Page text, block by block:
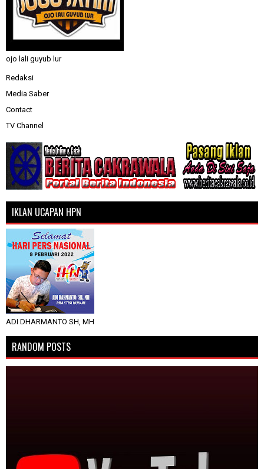
ojo lali guyub lur
Redaksi
Media Saber
Contact
TV Channel
IKLAN UCAPAN HPN
ADI DHARMANTO SH, MH
RANDOM POSTS